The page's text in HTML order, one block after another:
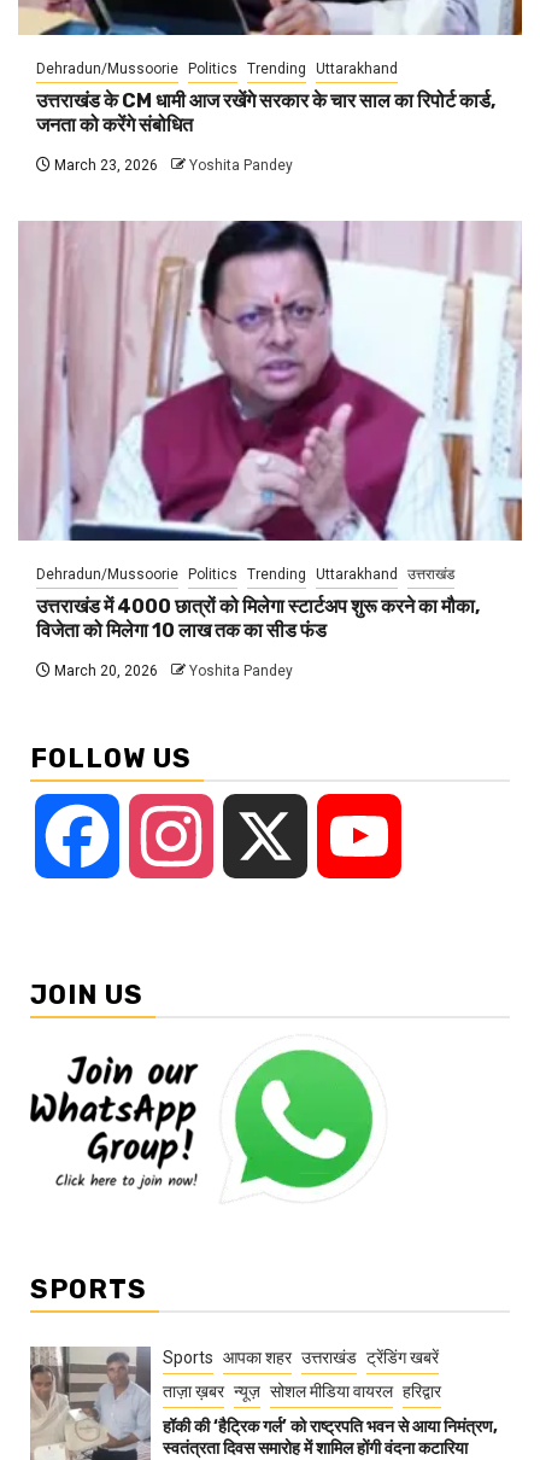
Dehradun/Mussoorie Politics Trending Uttarakhand
उत्तराखंड के CM धामी आज रखेंगे सरकार के चार साल का रिपोर्ट कार्ड,
जनता को करेंगे संबोधित
March 23, 2026 Yoshita Pandey
Dehradun/Mussoorie Politics Trending Uttarakhand उत्तराखंड
उत्तराखंड में 4000 छात्रों को मिलेगा स्टार्टअप शुरू करने का मौका,
विजेता को मिलेगा 10 लाख तक का सीड फंड
March 20, 2026 Yoshita Pandey
FOLLOW US
Facebook Instagram
JOIN US
SPORTS
Sports आपका शहर उत्तराखंड ट्रेंडिंग खबरें
ताज़ा ख़बर न्यूज़ सोशल मीडिया वायरल हरिद्वार
हॉकी की ‘हैट्रिक गर्ल’ को राष्ट्रपति भवन से आया निमंत्रण,
स्वतंत्रता दिवस समारोह में शामिल होंगी वंदना कटारिया